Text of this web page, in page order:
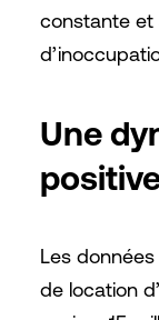
constante et
Une
Les
de location